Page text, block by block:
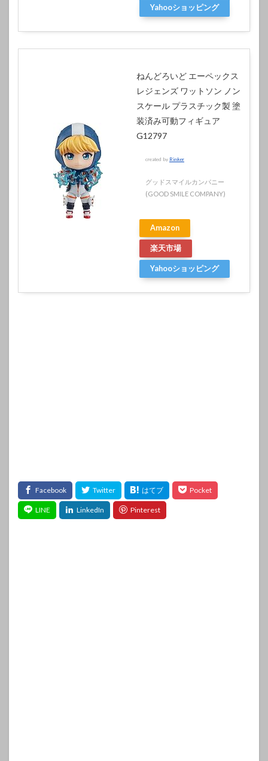
Yahooショッピング
ねんどろいど エーペックス
レジェンズ ワットソン ノン
スケール プラスチック製 塗
装済み可動フィギュア
G12797
created by Rinker
グッドスマイルカンパニー
(GOOD SMILE COMPANY)
Amazon
楽天市場
Yahooショッピング